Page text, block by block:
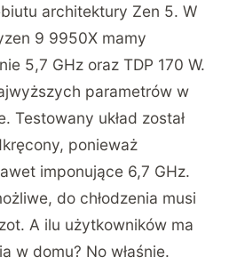
architektury Zen 5. W
9 9950X mamy
5,7 GHz oraz TDP 170 W.
parametrów w
Testowany układ został
ponieważ
imponujące 6,7 GHz.
do chłodzenia musi
A ilu użytkowników ma
w domu? No właśnie.